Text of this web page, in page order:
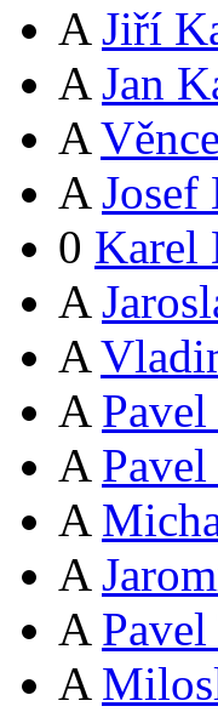
A Jiří
A Jan
A
A Josef
0 Karel
A
A
A Pavel
A
A
A
A
A